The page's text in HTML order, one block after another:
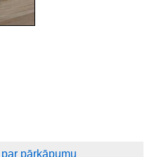
pārkāpumu